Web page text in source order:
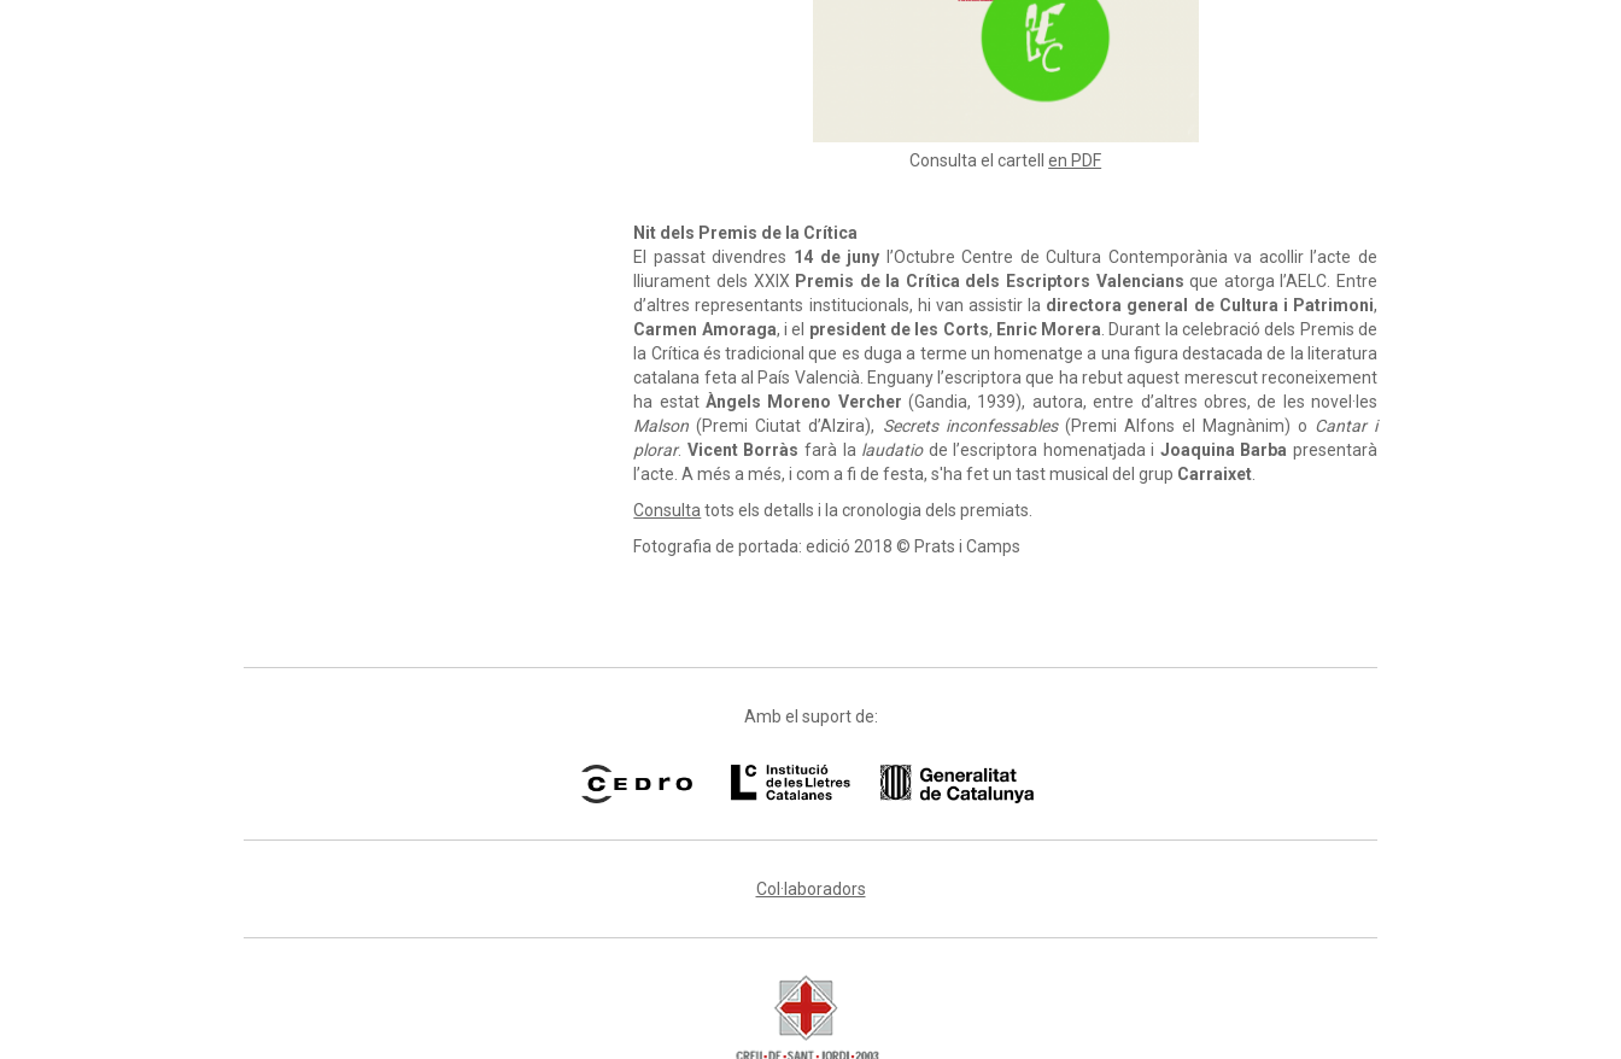
Consulta el cartellen PDF
Nit dels Premis de la Crítica
El passat divendres 14 de juny l’Octubre Centre de Cultura Contemporània va acollir l’acte de
lliurament dels XXIX Premis de la Crítica dels Escriptors Valencians que atorga l’AELC. Entre
d’altres representants institucionals, hi van assistir la directora general de Cultura i Patrimoni,
Carmen Amoraga, i el president de les Corts, Enric Morera . Durant la celebració dels Premis de
la Crítica és tradicional que es duga a terme un homenatge a una figura destacada de la literatura
catalana feta al País Valencià. Enguany l’escriptora que ha rebut aquest merescut reconeixement
ha estatÀngels Moreno Vercher (Gandia, 1939), autora, entre d’altres obres, de les novel·les
Malson (Premi Ciutat d’Alzira), Secrets inconfessables(Premi Alfons el Magnànim) o Cantar i
plorar. Vicent Borràs farà la laudatiode l’escriptora homenatjada i Joaquina Barba presentarà
l’acte. A més a més, i com a fi de festa, s'ha fet un tast musical del grup Carraixet
Consulta tots els detalls i la cronologia dels premiats.
Fotografia de portada: edició 2018 © Prats i Camps
Amb el suport de:
Col·laboradors